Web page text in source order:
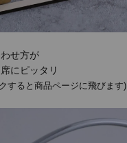
せ方が
にピッタリ
すると商品ページに飛びます)